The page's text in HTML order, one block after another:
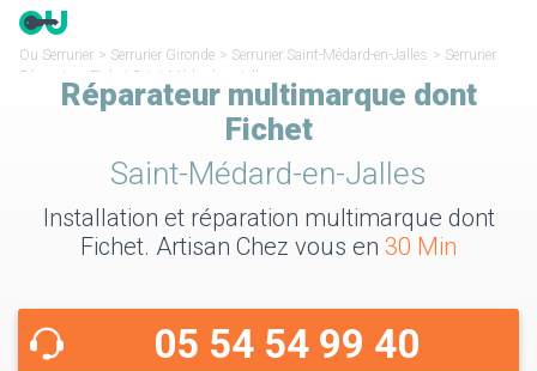
Ou Serrurier > Serrurier Gironde > Serrurier Saint-Médard-en-Jalles > Serrurier
Réparateur Fichet Saint-Médard-en-Jalles
Réparateur multimarque dont
Fichet
Saint-Médard-en-Jalles
Installation et réparation multimarque dont
Fichet. Artisan Chez vous en 30 Min
05 54 54 99 40